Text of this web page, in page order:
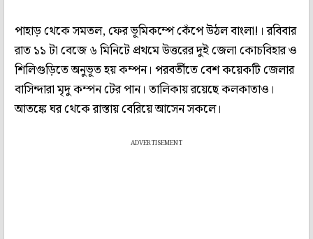
পাহাড় থেকে সমতল, ফের ভূমিকম্পে কেঁপে উঠল বাংলা!। রবিবার
রাত ১১ টা বেজে ৬ মিনিটে প্রথমে উত্তরের দুই জেলা কোচবিহার ও
শিলিগুড়িতে অনুভূত হয় কম্পন। পরবর্তীতে বেশ কয়েকটি জেলার
বাসিন্দারা মৃদু কম্পন টের পান। তালিকায় রয়েছে কলকাতাও।
আতঙ্কে ঘর থেকে রাস্তায় বেরিয়ে আসেন সকলে।
ADVERTISEMENT